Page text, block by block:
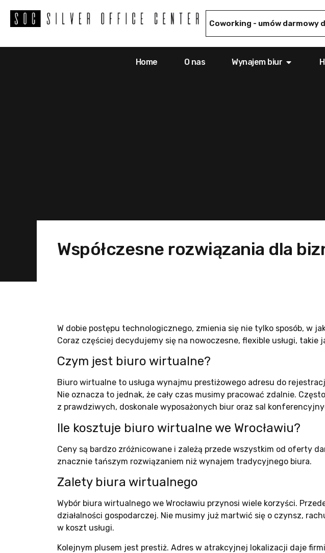
Coworking - umów darmowy
Home O nas Wynajem biur
Współczesne rozwiązania dla
W dobie postępu technologicznego, zmienia się nie tylko sposób, w
Coraz częściej decydujemy się na nowoczesne, flexible usługi, takie
Czym jest biuro wirtualne?
Biuro wirtualne to usługa wynajmu prestiżowego adresu do
Nie oznacza to jednak, że cały czas musimy pracować zdalnie.
z prawdziwych, doskonale wyposażonych biur oraz sal
Ile kosztuje biuro wirtualne we Wrocławiu?
Ceny są bardzo zróżnicowane i zależą przede wszystkim od oferty
znacznie tańszym rozwiązaniem niż wynajem tradycyjnego biura.
Zalety biura wirtualnego
Wybór biura wirtualnego we Wrocławiu przynosi wiele korzyści.
działalności gospodarczej. Nie musimy już martwić się o czynsz,
w koszt usługi.
Kolejnym plusem jest prestiż. Adres w atrakcyjnej lokalizacji daje